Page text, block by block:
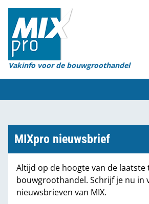
Vakinfo voor de bouwgroothandel
Home
Magazines
Organisaties
Marktcijfers
Partners
MIXpro nieuwsbrief
Altijd op de hoogte van de laatste
bouwgroothandel. Schrijf je nu in
nieuwsbrieven van MIX.